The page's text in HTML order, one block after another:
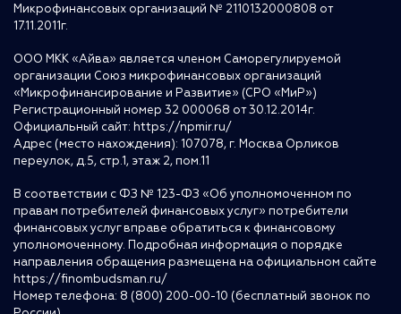
Микрофинансовых организаций № 2110132000808 от
17.11.2011г.
ООО МКК «Айва» является членом Саморегулируемой
организации Союз микрофинансовых организаций
«Микрофинансирование и Развитие» (СРО «МиР»)
Регистрационный номер 32 000068 от 30.12.2014г.
Официальный сайт: https://npmir.ru/
Адрес (место нахождения): 107078, г. Москва Орликов
переулок, д.5, стр.1, этаж 2, пом.11
В соответствии с ФЗ № 123-ФЗ «Об уполномоченном по
правам потребителей финансовых услуг» потребители
финансовых услуг вправе обратиться к финансовому
уполномоченному. Подробная информация о порядке
направления обращения размещена на официальном сайте
https://finombudsman.ru/
Номер телефона: 8 (800) 200-00-10 (бесплатный звонок по